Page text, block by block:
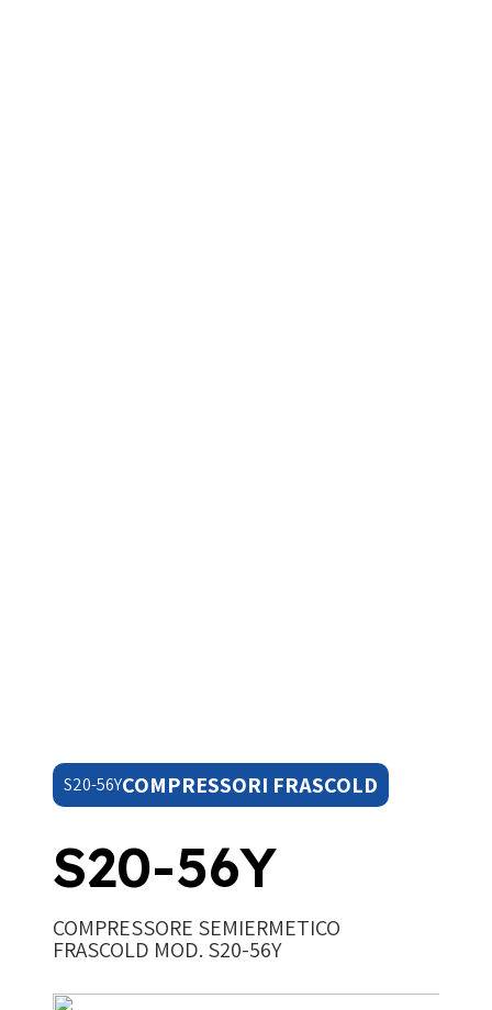
S20-56YCOMPRESSORI FRASCOLD
S20-56Y
COMPRESSORE SEMIERMETICO
FRASCOLD MOD. S20-56Y